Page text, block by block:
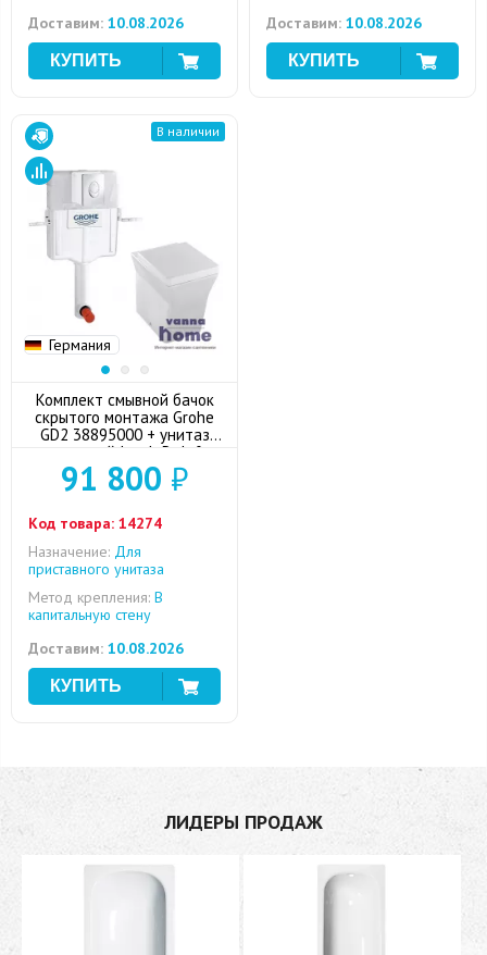
Доставим: 10.08.2026
Доставим: 10.08.2026
Германия
В наличии
Комплект смывной бачок
скрытого монтажа Grohe
GD2 38895000 + унитаз
приставной Jacob Delafon
Reve с сиденьем
микролифт + кнопкой
91 800 ₽
Код товара: 14274
Назначение: Для
приставного унитаза
Метод крепления: В
капитальную стену
Доставим: 10.08.2026
ЛИДЕРЫ ПРОДАЖ